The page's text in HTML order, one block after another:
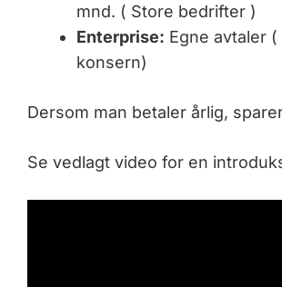
mnd. ( Store bedrifter )
Enterprise: Egne avtaler (
konsern)
Dersom man betaler årlig,
Se vedlagt video for en